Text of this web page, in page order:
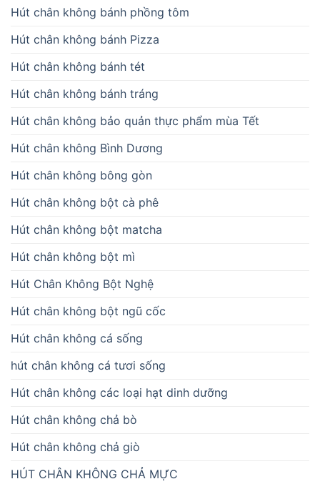
Hút chân không bánh phồng tôm
Hút chân không bánh Pizza
Hút chân không bánh tét
Hút chân không bánh tráng
Hút chân không bảo quản thực phẩm mùa Tết
Hút chân không Bình Dương
Hút chân không bông gòn
Hút chân không bột cà phê
Hút chân không bột matcha
Hút chân không bột mì
Hút Chân Không Bột Nghệ
Hút chân không bột ngũ cốc
Hút chân không cá sống
hút chân không cá tươi sống
Hút chân không các loại hạt dinh dưỡng
Hút chân không chả bò
Hút chân không chả giò
HÚT CHÂN KHÔNG CHẢ MỰC